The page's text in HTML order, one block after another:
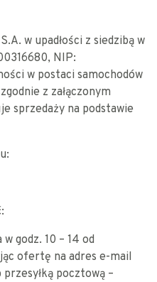
w upadłości z siedzibą w
NIP:
w postaci samochodów
z załączonym
sprzedaży na podstawie
godz. 10 – 14 od
ofertę na adres e-mail
pocztową –